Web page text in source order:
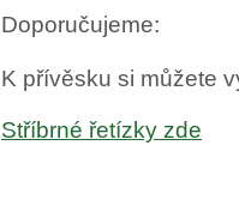
Doporučujeme:
K přívěsku si můžete
Stříbrné řetízky zde